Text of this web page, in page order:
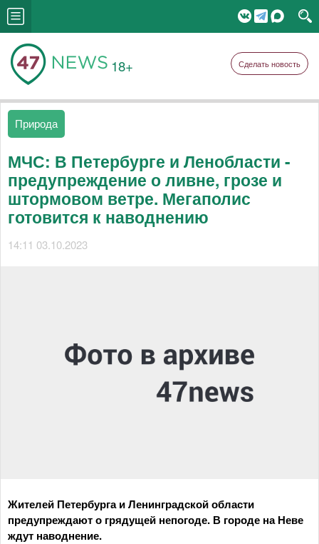
18+ Сделать новость
Природа
МЧС: В Петербурге и Ленобласти -
предупреждение о ливне, грозе и
штормовом ветре. Мегаполис
готовится к наводнению
14:11 03.10.2023
Жителей Петербурга и Ленинградской области
предупреждают о грядущей непогоде. В городе на Неве
ждут наводнение.